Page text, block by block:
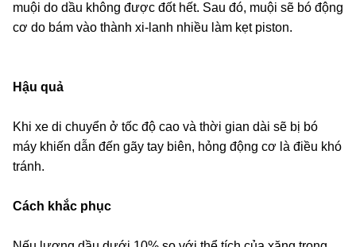
muội do dầu không được đốt hết. Sau đó, muội sẽ bó động
cơ do bám vào thành xi-lanh nhiều làm kẹt piston.
Hậu quả
Khi xe di chuyển ở tốc độ cao và thời gian dài sẽ bị bó
máy khiến dẫn đến gãy tay biên, hỏng động cơ là điều khó
tránh.
Cách khắc phục